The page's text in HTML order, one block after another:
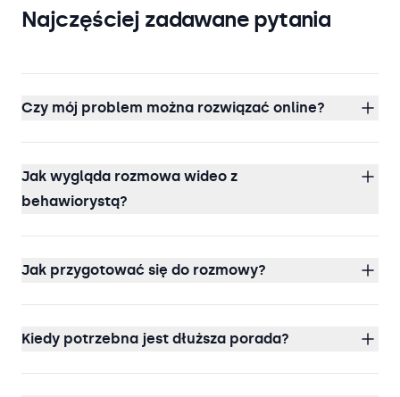
Najczęściej zadawane pytania
Czy mój problem można rozwiązać online?
Jak wygląda rozmowa wideo z
behawiorystą?
Jak przygotować się do rozmowy?
Kiedy potrzebna jest dłuższa porada?